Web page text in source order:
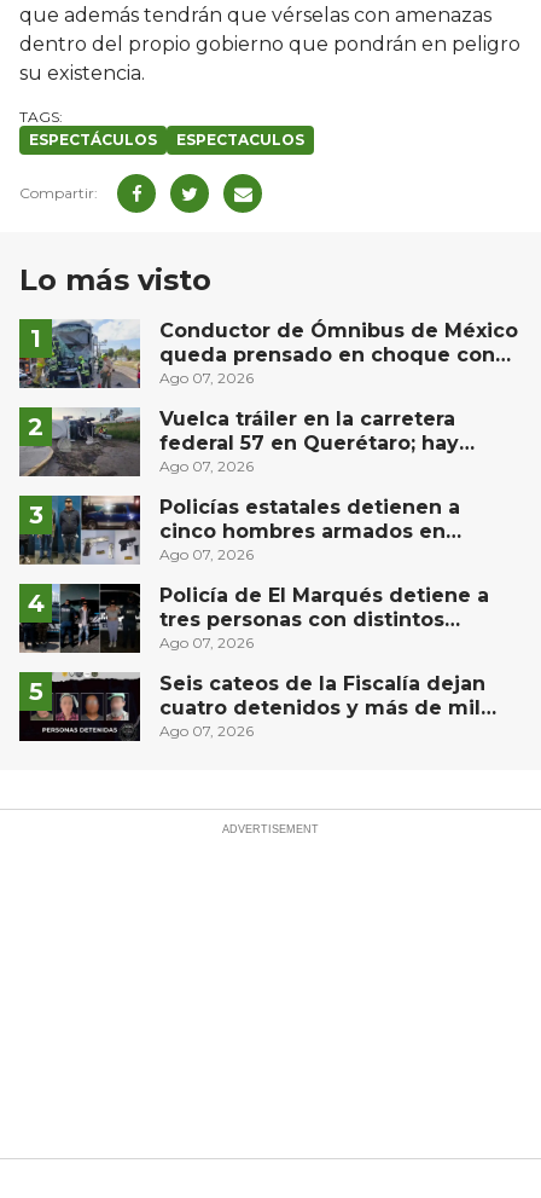
que además tendrán que vérselas con amenazas
dentro del propio gobierno que pondrán en peligro
su existencia.
ESPECTÁCULOS ESPECTACULOS
Lo más visto
Conductor de Ómnibus de México
queda prensado en choque con
materialista en San Juan del Río
Ago 07, 2026
Vuelca tráiler en la carretera
federal 57 en Querétaro; hay
derrame de combustible
Ago 07, 2026
Policías estatales detienen a
cinco hombres armados en
Puebla capital
Ago 07, 2026
Policía de El Marqués detiene a
tres personas con distintos
narcóticos
Ago 07, 2026
Seis cateos de la Fiscalía dejan
cuatro detenidos y más de mil
dosis aseguradas en Querétaro
Ago 07, 2026